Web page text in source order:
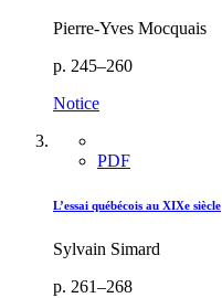
Pierre-Yves Mocquais
p. 245–260
Notice
PDF
L’essai québécois au XIXe siècle
Sylvain Simard
p. 261–268